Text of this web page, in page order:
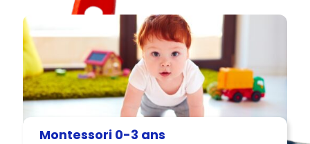
Montessori 0-3 ans